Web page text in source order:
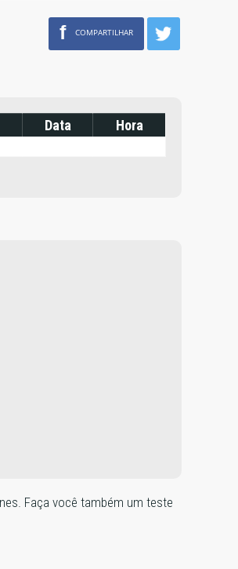
f COMPARTILHAR
Data Hora
Faça você também um teste